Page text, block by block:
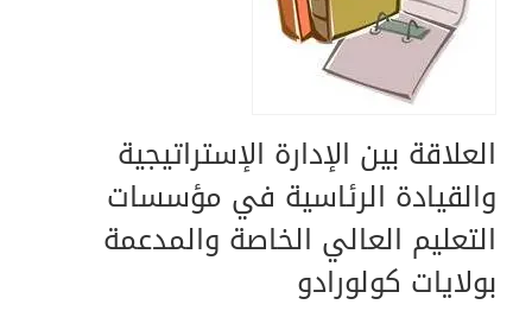
العلاقة بين الإدارة الإستراتيجية
والقيادة الرئاسية في مؤسسات
التعليم العالي الخاصة والمدعمة
بولايات كولورادو